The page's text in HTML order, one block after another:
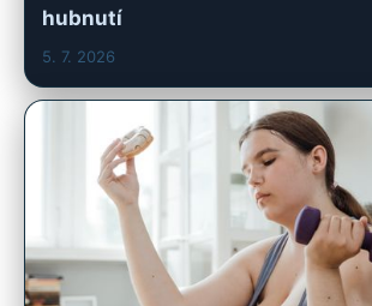
hubnutí
5. 7. 2026